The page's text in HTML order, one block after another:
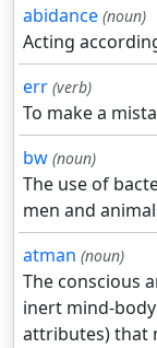
abidance (noun)
Acting
err (verb)
To make a
bw (noun)
The use of
men and
atman (noun)
The conscious
inert mind-
attributes) that